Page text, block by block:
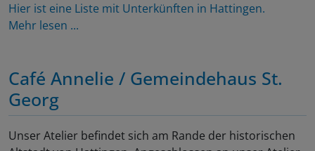
Hier ist eine Liste mit Unterkünften in Hattingen.
Mehr lesen ...
Café Annelie / Gemeindehaus St.
Georg
Unser Atelier befindet sich am Rande der historischen